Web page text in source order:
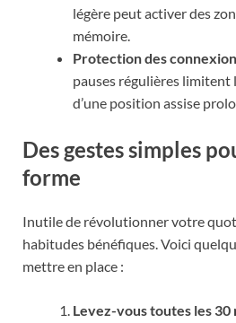
légère peut activer des
mémoire.
Protection des
pauses régulières limitent
d’une position assise
Des gestes simples
forme
Inutile de révolutionner votre
habitudes bénéfiques. Voici
mettre en place :
Levez-vous toutes les 30